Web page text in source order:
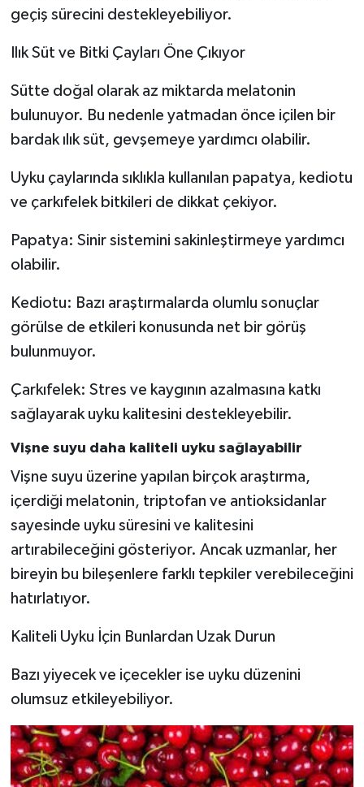
geçiş sürecini destekleyebiliyor.
Ilık Süt ve Bitki Çayları Öne Çıkıyor
Sütte doğal olarak az miktarda melatonin
bulunuyor. Bu nedenle yatmadan önce içilen bir
bardak ılık süt, gevşemeye yardımcı olabilir.
Uyku çaylarında sıklıkla kullanılan papatya, kediotu
ve çarkıfelek bitkileri de dikkat çekiyor.
Papatya: Sinir sistemini sakinleştirmeye yardımcı
olabilir.
Kediotu: Bazı araştırmalarda olumlu sonuçlar
görülse de etkileri konusunda net bir görüş
bulunmuyor.
Çarkıfelek: Stres ve kaygının azalmasına katkı
sağlayarak uyku kalitesini destekleyebilir.
Vişne suyu daha kaliteli uyku sağlayabilir
Vişne suyu üzerine yapılan birçok araştırma,
içerdiği melatonin, triptofan ve antioksidanlar
sayesinde uyku süresini ve kalitesini
artırabileceğini gösteriyor. Ancak uzmanlar, her
bireyin bu bileşenlere farklı tepkiler verebileceğini
hatırlatıyor.
Kaliteli Uyku İçin Bunlardan Uzak Durun
Bazı yiyecek ve içecekler ise uyku düzenini
olumsuz etkileyebiliyor.